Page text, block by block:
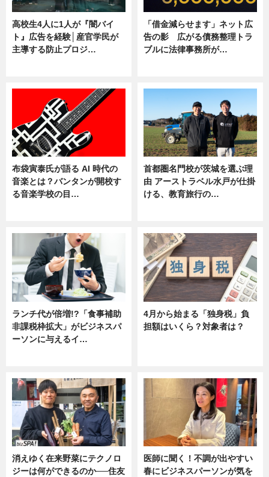
高校生4人に1人が『闇バイ
ト』広告を経験│産官学民が
主導する防止プロジ…
「借金減らせます」ネット広
告の影 広がる債務整理トラ
ブルに法律事務所が…
布袋寅泰氏が語る AI 時代の
音楽とは？バンタンが開校す
る音楽学校の目…
首都圏名門校が茨城を選ぶ理
由 アーストラベル水戸が仕掛
ける、教育旅行の…
ランチ代が倍増!?「食事補助
非課税枠拡大」がビジネスパ
ーソンに与えるイ…
4月から始まる「独身税」負
担額はいくら？対象者は？
消えゆく在来野菜にテクノロ
ジーは何ができるのか──住友
医師に聞く！不調が出やすい
春にビジネスパーソンが気を